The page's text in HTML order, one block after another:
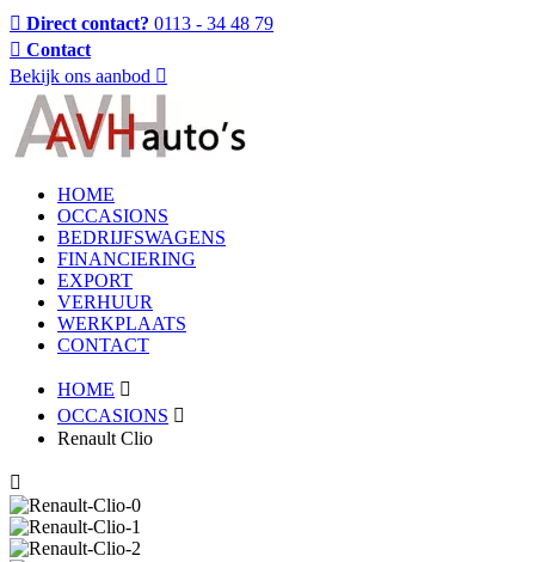
Direct contact? 0113 - 34 48 79
Contact
Bekijk ons aanbod
HOME
OCCASIONS
BEDRIJFSWAGENS
FINANCIERING
EXPORT
VERHUUR
WERKPLAATS
CONTACT
HOME
OCCASIONS
Renault Clio